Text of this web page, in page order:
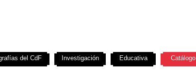
del CdF Investigación Educativa Catálogo